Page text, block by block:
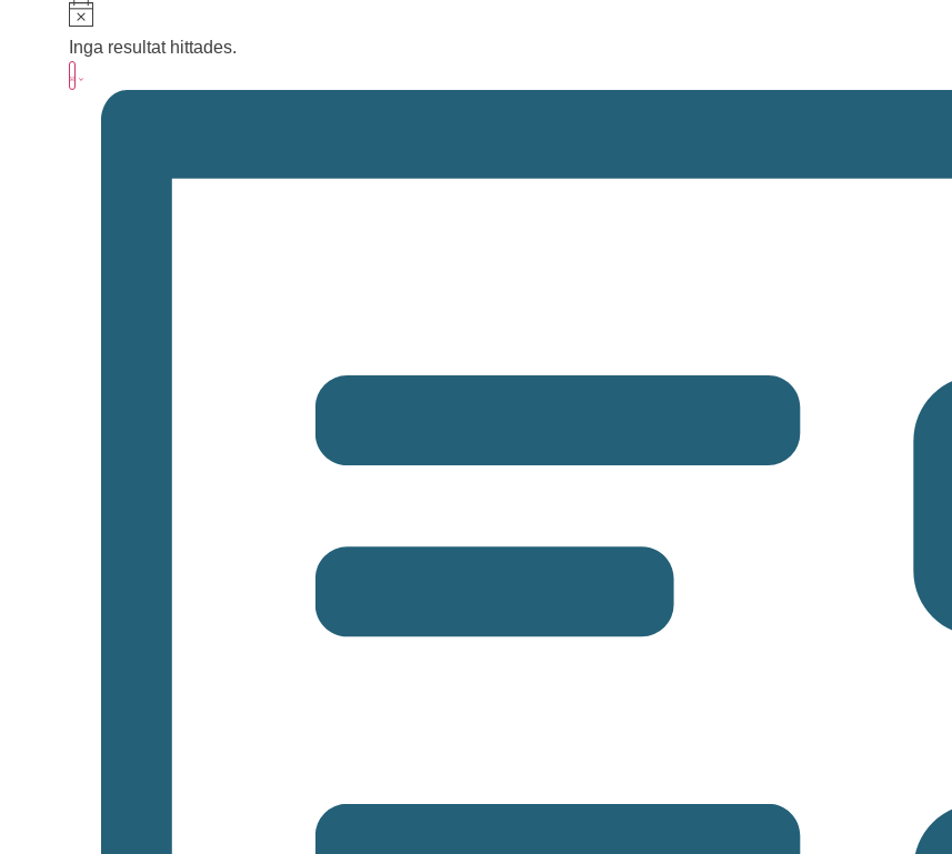
Notis
Inga resultat hittades.
Vy-
navigering
Evenemang
vynavigering
Lista